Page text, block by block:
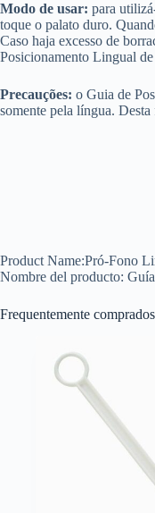
Modo de usar: para
toque o palato duro.
Caso haja excesso de
Posicionamento Lingual
Precauções: o Guia de
somente pela língua.
Product Name:Pró-Fono
Nombre del producto:
Frequentemente